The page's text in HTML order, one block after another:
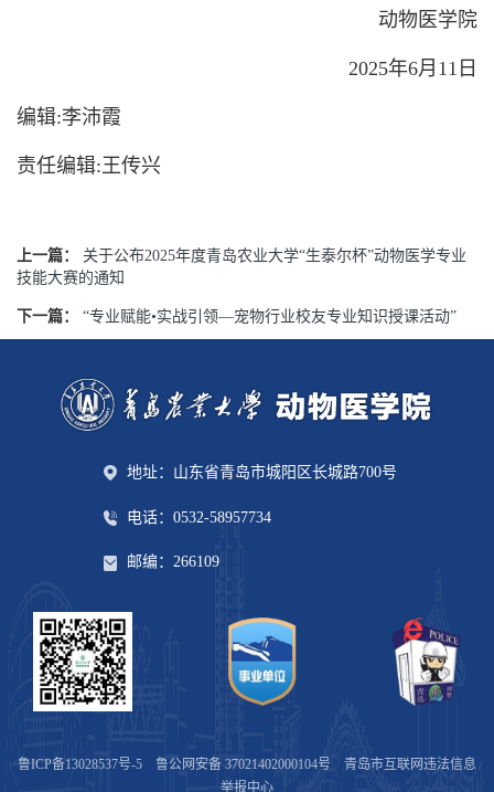
动物医学院
2025年6月11日
编辑:李沛霞
责任编辑:王传兴
上一篇：
关于公布2025年度青岛农业大学“生泰尔杯”动物医学专业
技能大赛的通知
下一篇： “专业赋能•实战引领—宠物行业校友专业知识授课活动”
地址：山东省青岛市城阳区长城路700号
电话：0532-58957734
邮编：266109
鲁ICP备13028537号-5 鲁公网安备 37021402000104号
青岛市互联网违法信息
举报中心